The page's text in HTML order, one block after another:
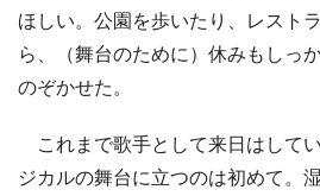
ほしい。公園を歩いたり、レスト
ら、（舞台のために）休みもしっ
のぞかせた。
これまで歌手として来日はして
ジカルの舞台に立つのは初めて。